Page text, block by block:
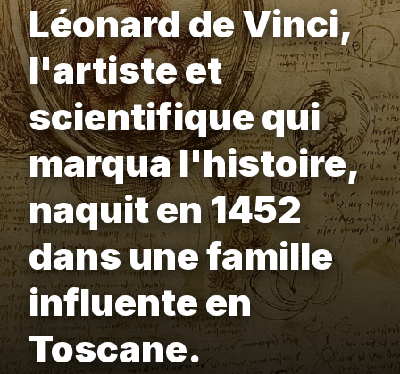
Léonard de Vinci,
l'artiste et
scientifique qui
marqua l'histoire,
naquit en 1452
dans une famille
influente en
Toscane.